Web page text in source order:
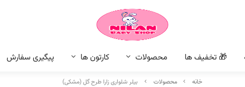
🎁 تخفیف ها محصولات کارتون ها پیگیری سفارش
خانه محصولات بیلر شلواری زارا طرح گل (مشکی)